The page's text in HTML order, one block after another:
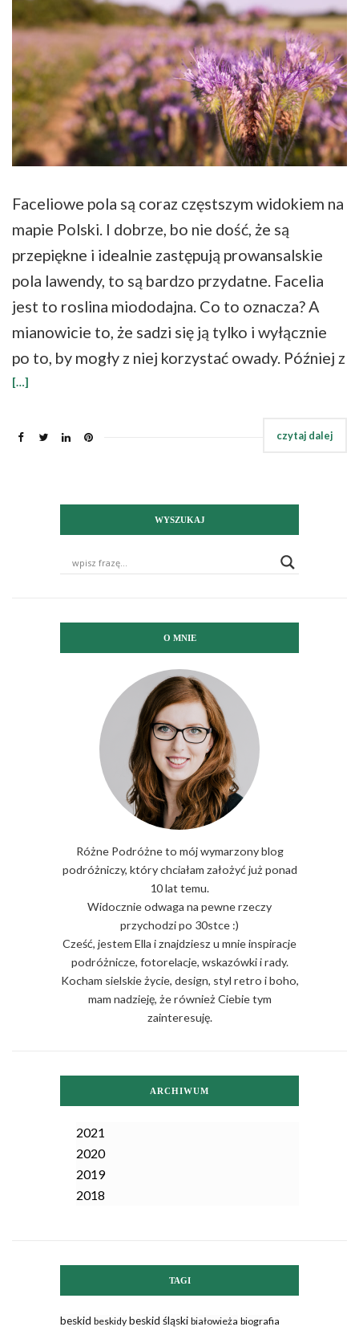
Faceliowe pola są coraz częstszym widokiem na
mapie Polski. I dobrze, bo nie dość, że są
przepiękne i idealnie zastępują prowansalskie
pola lawendy, to są bardzo przydatne. Facelia
jest to roslina miododajna. Co to oznacza? A
mianowicie to, że sadzi się ją tylko i wyłącznie
po to, by mogły z niej korzystać owady. Później z
[…]
WYSZUKAJ
O MNIE
Różne Podróżne to mój wymarzony blog
podróżniczy, który chciałam założyć już ponad
10 lat temu.
Widocznie odwaga na pewne rzeczy
przychodzi po 30stce :)
Cześć, jestem Ella i znajdziesz u mnie inspiracje
podróżnicze, fotorelacje, wskazówki i rady.
Kocham sielskie życie, design, styl retro i boho,
mam nadzieję, że również Ciebie tym
zainteresuję.
ARCHIWUM
2021
2020
2019
2018
TAGI
beskid beskidy beskid śląski białowieża biografia